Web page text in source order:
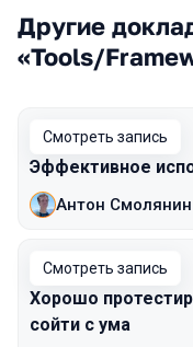
Другие
«Tools/
Смотреть запись
Эффективное
Антон Смолянин
Смотреть запись
Хорошо
сойти с ума